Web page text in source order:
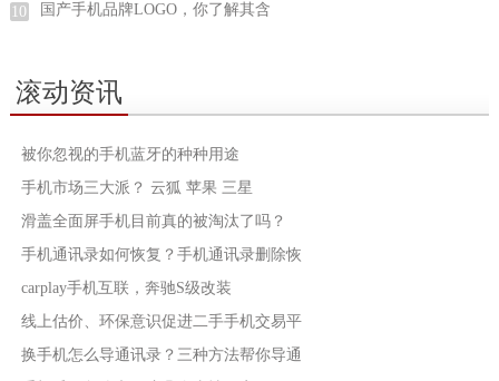
10 国产手机品牌LOGO，你了解其含
滚动资讯
被你忽视的手机蓝牙的种种用途
手机市场三大派？ 云狐 苹果 三星
滑盖全面屏手机目前真的被淘汰了吗？
手机通讯录如何恢复？手机通讯录删除恢
carplay手机互联，奔驰S级改装
线上估价、环保意识促进二手手机交易平
换手机怎么导通讯录？三种方法帮你导通